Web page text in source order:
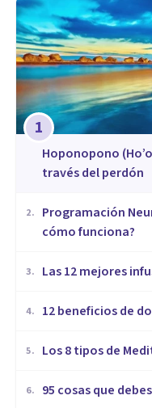
1
Hoponopono
través del perdón
2.
Programación
cómo funciona?
3. ​Las 12 mejores
4. 12 beneficios de
5. Los 8 tipos de
6. 95 cosas que